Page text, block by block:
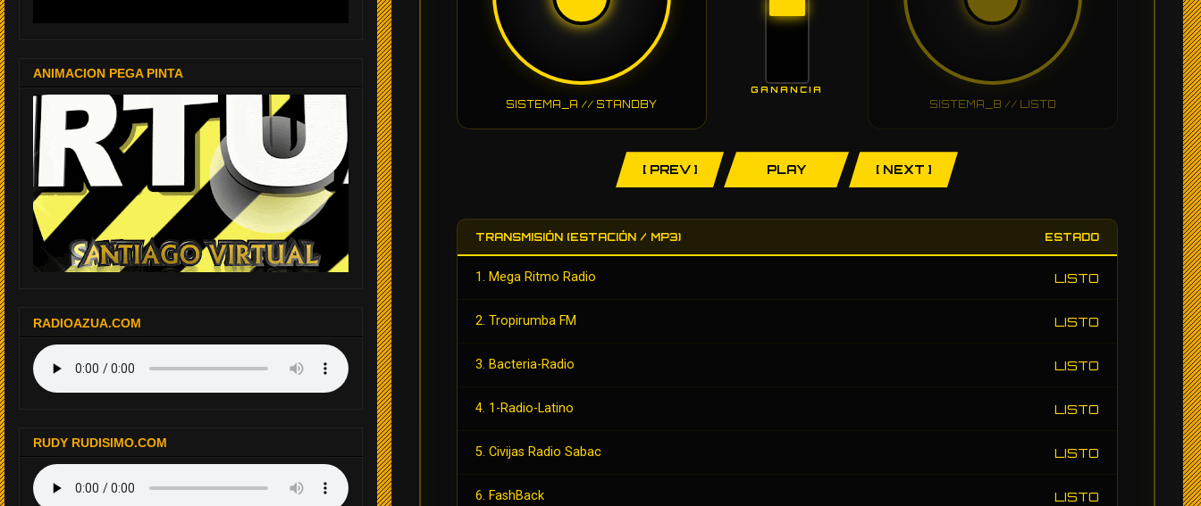
SISTEMA_A // STANDBY
GANANCIA
SISTEMA_B // LISTO
[ PREV ] PLAY [ NEXT ]
TRANSMISIÓN (ESTACIÓN / MP3) ESTADO
1. Mega Ritmo Radio LISTO
2. Tropirumba FM LISTO
3. Bacteria-Radio LISTO
4. 1-Radio-Latino LISTO
5. Civijas Radio Sabac LISTO
6. FashBack LISTO
ANIMACION PEGA PINTA
RADIOAZUA.COM
RUDY RUDISIMO.COM